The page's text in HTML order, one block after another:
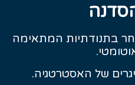
בתנודתיות המתאימה